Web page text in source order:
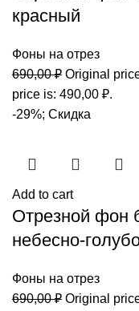
красный
Фоны на отрез
690,00₽ Original
price is: 490,00 ₽.
-29%; Скидка
Add to cart
Отрезной фон
небесно-
Фоны на отрез
690,00₽ Original